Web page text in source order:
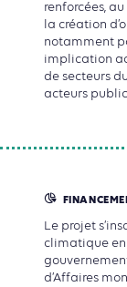
renforcées, au
la création d’
notamment
implication
de secteurs
acteurs
Le projet
climatique en
d’Affaires